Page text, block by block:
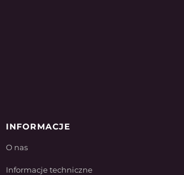
INFORMACJE
O nas
Informacje techniczne